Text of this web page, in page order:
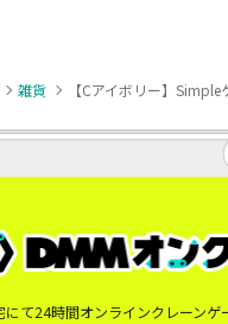
雑貨
にて24時間オンラインクレーン